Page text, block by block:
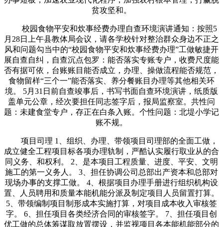
贫攻坚和。
校园食物平安和炊事经费办理自查环境演讲通知：按照5
月28日上午县教体局会议，请各学校针对整治群众身边不正之
风和问题勾当中的“校园食物平安和炊事经费办理”工做敏捷开
展自查自纠，自查沉点包罗：能否落实专账专户，收费尺度能
否有据可依，台账账目能否成立，办理、操做流程能否规范，
食物留样“三个一”能否落实、养分餐账目办理等其他相关环
境。 5月31日前自查竣事后，书写书面自查环境演讲，纸质版
盖单元公章，经次要担任同志签字后，报局监察室。共性问
题：未建食堂专户，存正在白条入账。个性问题：北堤小学记
账不规。
项目司理 1、组织、办理、带领项目司理部的全面工做，
成立健全工程项目标各项办理轨制，严酷认实履行取业从的合
同义务、和权利。 2、是本项目工程质量、进度、平安、文明
施工的第一义务人。 3、担任协调公司总部出产资本和总部对
现场办事的支撑工做。 4、根据项目办理手册进行组织机构设
置、人员聘用和质量本能机能分派及制定项目人员留置打算。
5、带领编制项目制形成本实施打算，对项目成本收入审核签
字。 6、担任项目各类经济合同的审核签字。 7、担任项目创
优工做的总体筹谋取放置摆设，并监视项目各本能机能部分的